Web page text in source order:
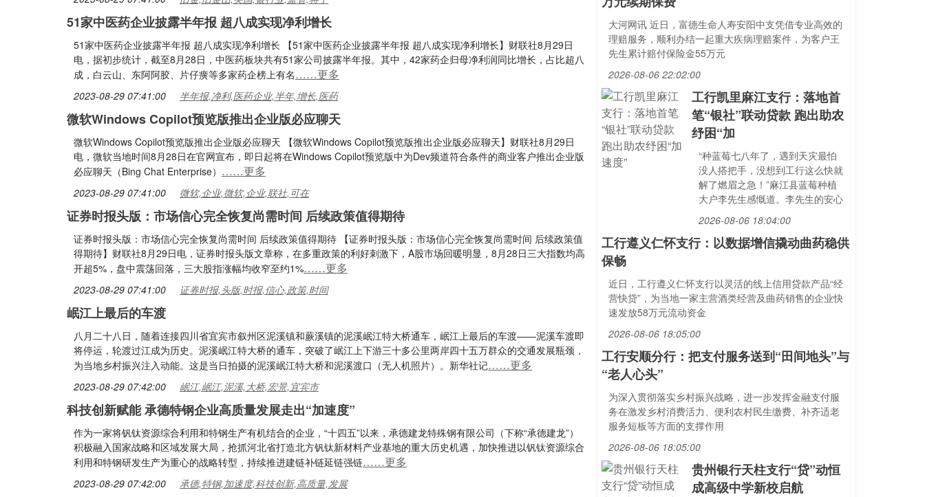
51家中医药企业披露半年报 超八成实现净利增长
51家中医药企业披露半年报 超八成实现净利增长 【51家中医药企业披露半年报 超八成实现净利增长】财联社8月29日
电，据初步统计，截至8月28日，中医药板块共有51家公司披露半年报。其中，42家药企归母净利润同比增长，占比超八
成，白云山、东阿阿胶、片仔癀等多家药企榜上有名……更多
2023-08-29 07:41:00 半年报,净利,医药企业,半年,增长,医药
微软Windows Copilot预览版推出企业版必应聊天
微软Windows Copilot预览版推出企业版必应聊天 【微软Windows Copilot预览版推出企业版必应聊天】财联社8月29日
电，微软当地时间8月28日在官网宣布，即日起将在Windows Copilot预览版中为Dev频道符合条件的商业客户推出企业版
必应聊天（Bing Chat Enterprise） ……更多
2023-08-29 07:41:00 微软,企业,微软,企业,联社,可在
证券时报头版：市场信心完全恢复尚需时间 后续政策值得期待
证券时报头版：市场信心完全恢复尚需时间 后续政策值得期待 【证券时报头版：市场信心完全恢复尚需时间 后续政策值
得期待】财联社8月29日电，证券时报头版文章称，在多重政策的利好刺激下，A股市场回暖明显，8月28日三大指数均高
开超5%，盘中震荡回落，三大股指涨幅均收窄至约1%……更多
2023-08-29 07:41:00 证券时报,头版,时报,信心,政策,时间
岷江上最后的车渡
八月二十八日，随着连接四川省宜宾市叙州区泥溪镇和蕨溪镇的泥溪岷江特大桥通车，岷江上最后的车渡——泥溪车渡即
将停运，轮渡过江成为历史。泥溪岷江特大桥的通车，突破了岷江上下游三十多公里两岸四十五万群众的交通发展瓶颈，
为当地乡村振兴注入动能。这是当日拍摄的泥溪岷江特大桥和泥溪渡口（无人机照片）。新华社记……更多
2023-08-29 07:42:00 岷江,岷江,泥溪,大桥,宏景,宜宾市
科技创新赋能 承德特钢企业高质量发展走出“加速度”
作为一家将钒钛资源综合利用和特钢生产有机结合的企业，“十四五”以来，承德建龙特殊钢有限公司（下称“承德建龙”）
积极融入国家战略和区域发展大局，抢抓河北省打造北方钒钛新材料产业基地的重大历史机遇，加快推进以钒钛资源综合
利用和特钢研发生产为重心的战略转型，持续推进建链补链延链强链……更多
2023-08-29 07:42:00 承德,特钢,加速度,科技创新,高质量,发展
大河网讯 近日，富德生命人寿安阳中支凭借专业高效的
理赔服务，顺利办结一起重大疾病理赔案件，为客户王
先生累计赔付保险金55万元
2026-08-06 22:02:00
工行凯里麻江支行：落地首
笔“银社”联动贷款 跑出助农
纾困“加
“种蓝莓七八年了，遇到天灾最怕
没人搭把手，没想到工行这么快就
解了燃眉之急！”麻江县蓝莓种植
大户李先生感慨道。李先生的安心
2026-08-06 18:04:00
工行遵义仁怀支行：以数据增信撬动曲药稳供
保畅
近日，工行遵义仁怀支行以灵活的线上信用贷款产品“经
营快贷”，为当地一家主营酒类经营及曲药销售的企业快
速发放58万元流动资金
2026-08-06 18:05:00
工行安顺分行：把支付服务送到“田间地头”与
“老人心头”
为深入贯彻落实乡村振兴战略，进一步发挥金融支付服
务在激发乡村消费活力、便利农村民生缴费、补齐适老
服务短板等方面的支撑作用
2026-08-06 18:05:00
贵州银行天柱支行“贷”动恒
成高级中学新校启航